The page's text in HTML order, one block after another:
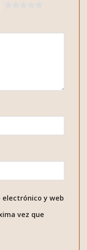
electrónico y web
vez que